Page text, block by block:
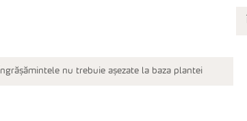
Îngrășămintele nu trebuie așezate la baza plantei